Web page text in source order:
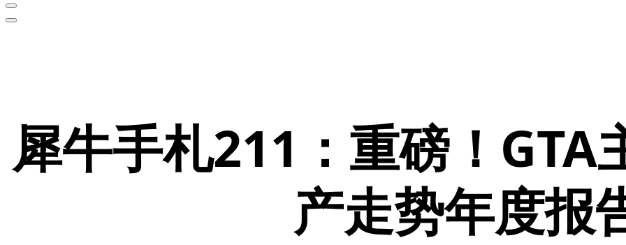
犀牛手札211：重磅！GTA
产走势年度报